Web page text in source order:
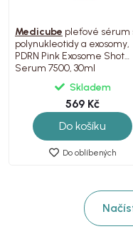
Medicube pleťové sérum
polynukleotidy a exosomy,
PDRN Pink Exosome Shot
Serum 7500, 30ml
Skladem
569 Kč
Do košíku
Do oblíbených